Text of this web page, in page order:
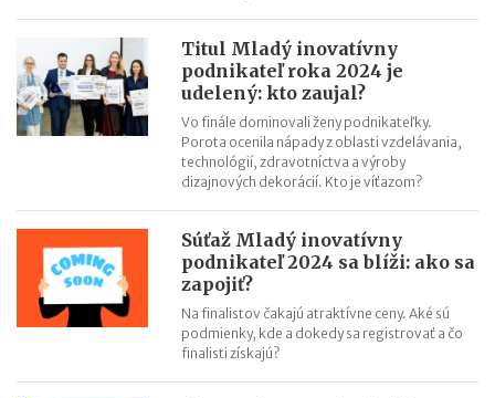
termíny po skončení školského roka
OČR cez letné prázdniny a zmena tlačiva v roku 2026
Titul Mladý inovatívny
podnikateľ roka 2024 je
udelený: kto zaujal?
Vo finále dominovali ženy podnikateľky.
Porota ocenila nápady z oblasti vzdelávania,
technológií, zdravotníctva a výroby
dizajnových dekorácií. Kto je víťazom?
Súťaž Mladý inovatívny
podnikateľ 2024 sa blíži: ako sa
zapojiť?
Na finalistov čakajú atraktívne ceny. Aké sú
podmienky, kde a dokedy sa registrovať a čo
finalisti získajú?